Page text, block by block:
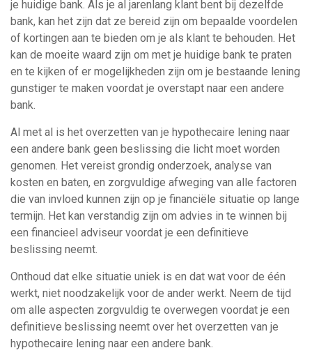
je huidige bank. Als je al jarenlang klant bent bij dezelfde
bank, kan het zijn dat ze bereid zijn om bepaalde voordelen
of kortingen aan te bieden om je als klant te behouden. Het
kan de moeite waard zijn om met je huidige bank te praten
en te kijken of er mogelijkheden zijn om je bestaande lening
gunstiger te maken voordat je overstapt naar een andere
bank.
Al met al is het overzetten van je hypothecaire lening naar
een andere bank geen beslissing die licht moet worden
genomen. Het vereist grondig onderzoek, analyse van
kosten en baten, en zorgvuldige afweging van alle factoren
die van invloed kunnen zijn op je financiële situatie op lange
termijn. Het kan verstandig zijn om advies in te winnen bij
een financieel adviseur voordat je een definitieve
beslissing neemt.
Onthoud dat elke situatie uniek is en dat wat voor de één
werkt, niet noodzakelijk voor de ander werkt. Neem de tijd
om alle aspecten zorgvuldig te overwegen voordat je een
definitieve beslissing neemt over het overzetten van je
hypothecaire lening naar een andere bank.